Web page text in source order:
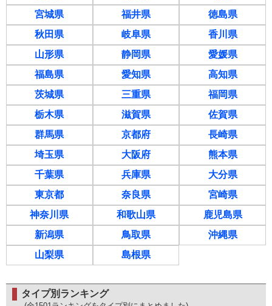
宮城県
秋田県
山形県
福島県
茨城県
栃木県
群馬県
埼玉県
千葉県
東京都
神奈川県
新潟県
山梨県
福井県
岐阜県
静岡県
愛知県
三重県
滋賀県
京都府
大阪府
兵庫県
奈良県
和歌山県
鳥取県
島根県
徳島県
香川県
愛媛県
高知県
福岡県
佐賀県
長崎県
熊本県
大分県
宮崎県
鹿児島県
沖縄県
タイプ別ランキング